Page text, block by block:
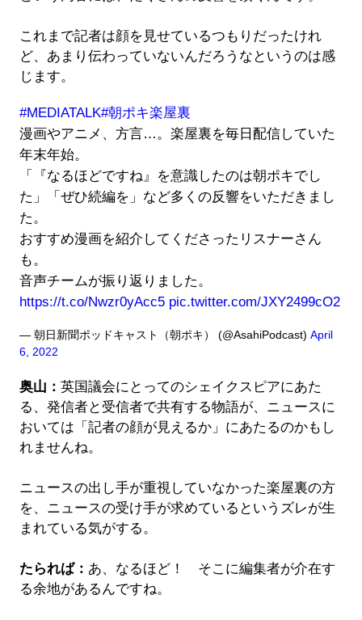
これまで記者は顔を見せているつもりだったけれ
ど、あまり伝わっていないんだろうなというのは感
じます。
#MEDIATALK#朝ポキ楽屋裏
漫画やアニメ、方言…。楽屋裏を毎日配信していた
年末年始。
「『なるほどですね』を意識したのは朝ポキでし
た」「ぜひ続編を」など多くの反響をいただきまし
た。
おすすめ漫画を紹介してくださったリスナーさん
も。
音声チームが振り返りました。
https://t.co/Nwzr0yAcc5 pic.twitter.com/JXY2499cO2
— 朝日新聞ポッドキャスト（朝ポキ） (@AsahiPodcast) April
6, 2022
奥山： 英国議会にとってのシェイクスピアにあた
る、発信者と受信者で共有する物語が、ニュースに
おいては「記者の顔が見えるか」にあたるのかもし
れませんね。
ニュースの出し手が重視していなかった楽屋裏の方
を、ニュースの受け手が求めているというズレが生
まれている気がする。
たられば： あ、なるほど！ そこに編集者が介在す
る余地があるんですね。